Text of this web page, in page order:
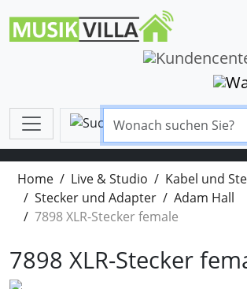
Home Live & Studio
Kabel und
Stecker und Adapter
Adam Hall
7898 XLR-Stecker female
7898 XLR-Stecker